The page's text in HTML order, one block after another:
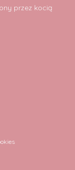
przez kocią